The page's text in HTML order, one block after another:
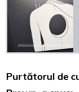
Purtătorul de